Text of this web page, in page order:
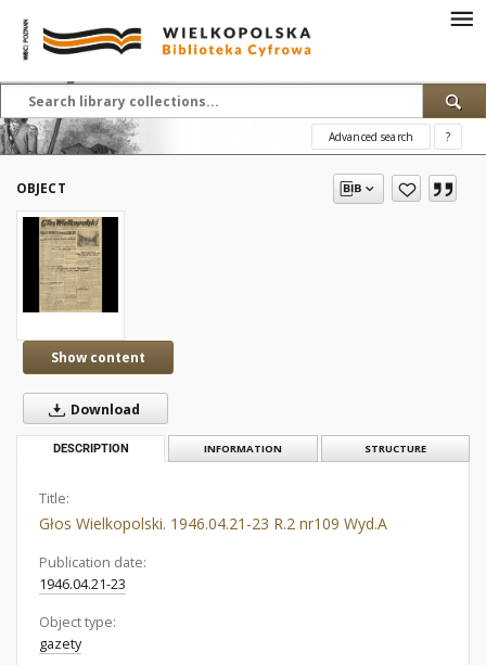
Advanced search ?
OBJECT
Show content
Download
DESCRIPTION INFORMATION STRUCTURE
Title:
Głos Wielkopolski. 1946.04.21-23 R.2 nr109 Wyd.A
Publication date:
1946.04.21-23
Object type:
gazety